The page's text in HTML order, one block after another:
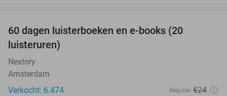
60 dagen luisterboeken en e-books (20
luisteruren)
Nextory
Amsterdam
Verkocht: 6.474
Regulier €24